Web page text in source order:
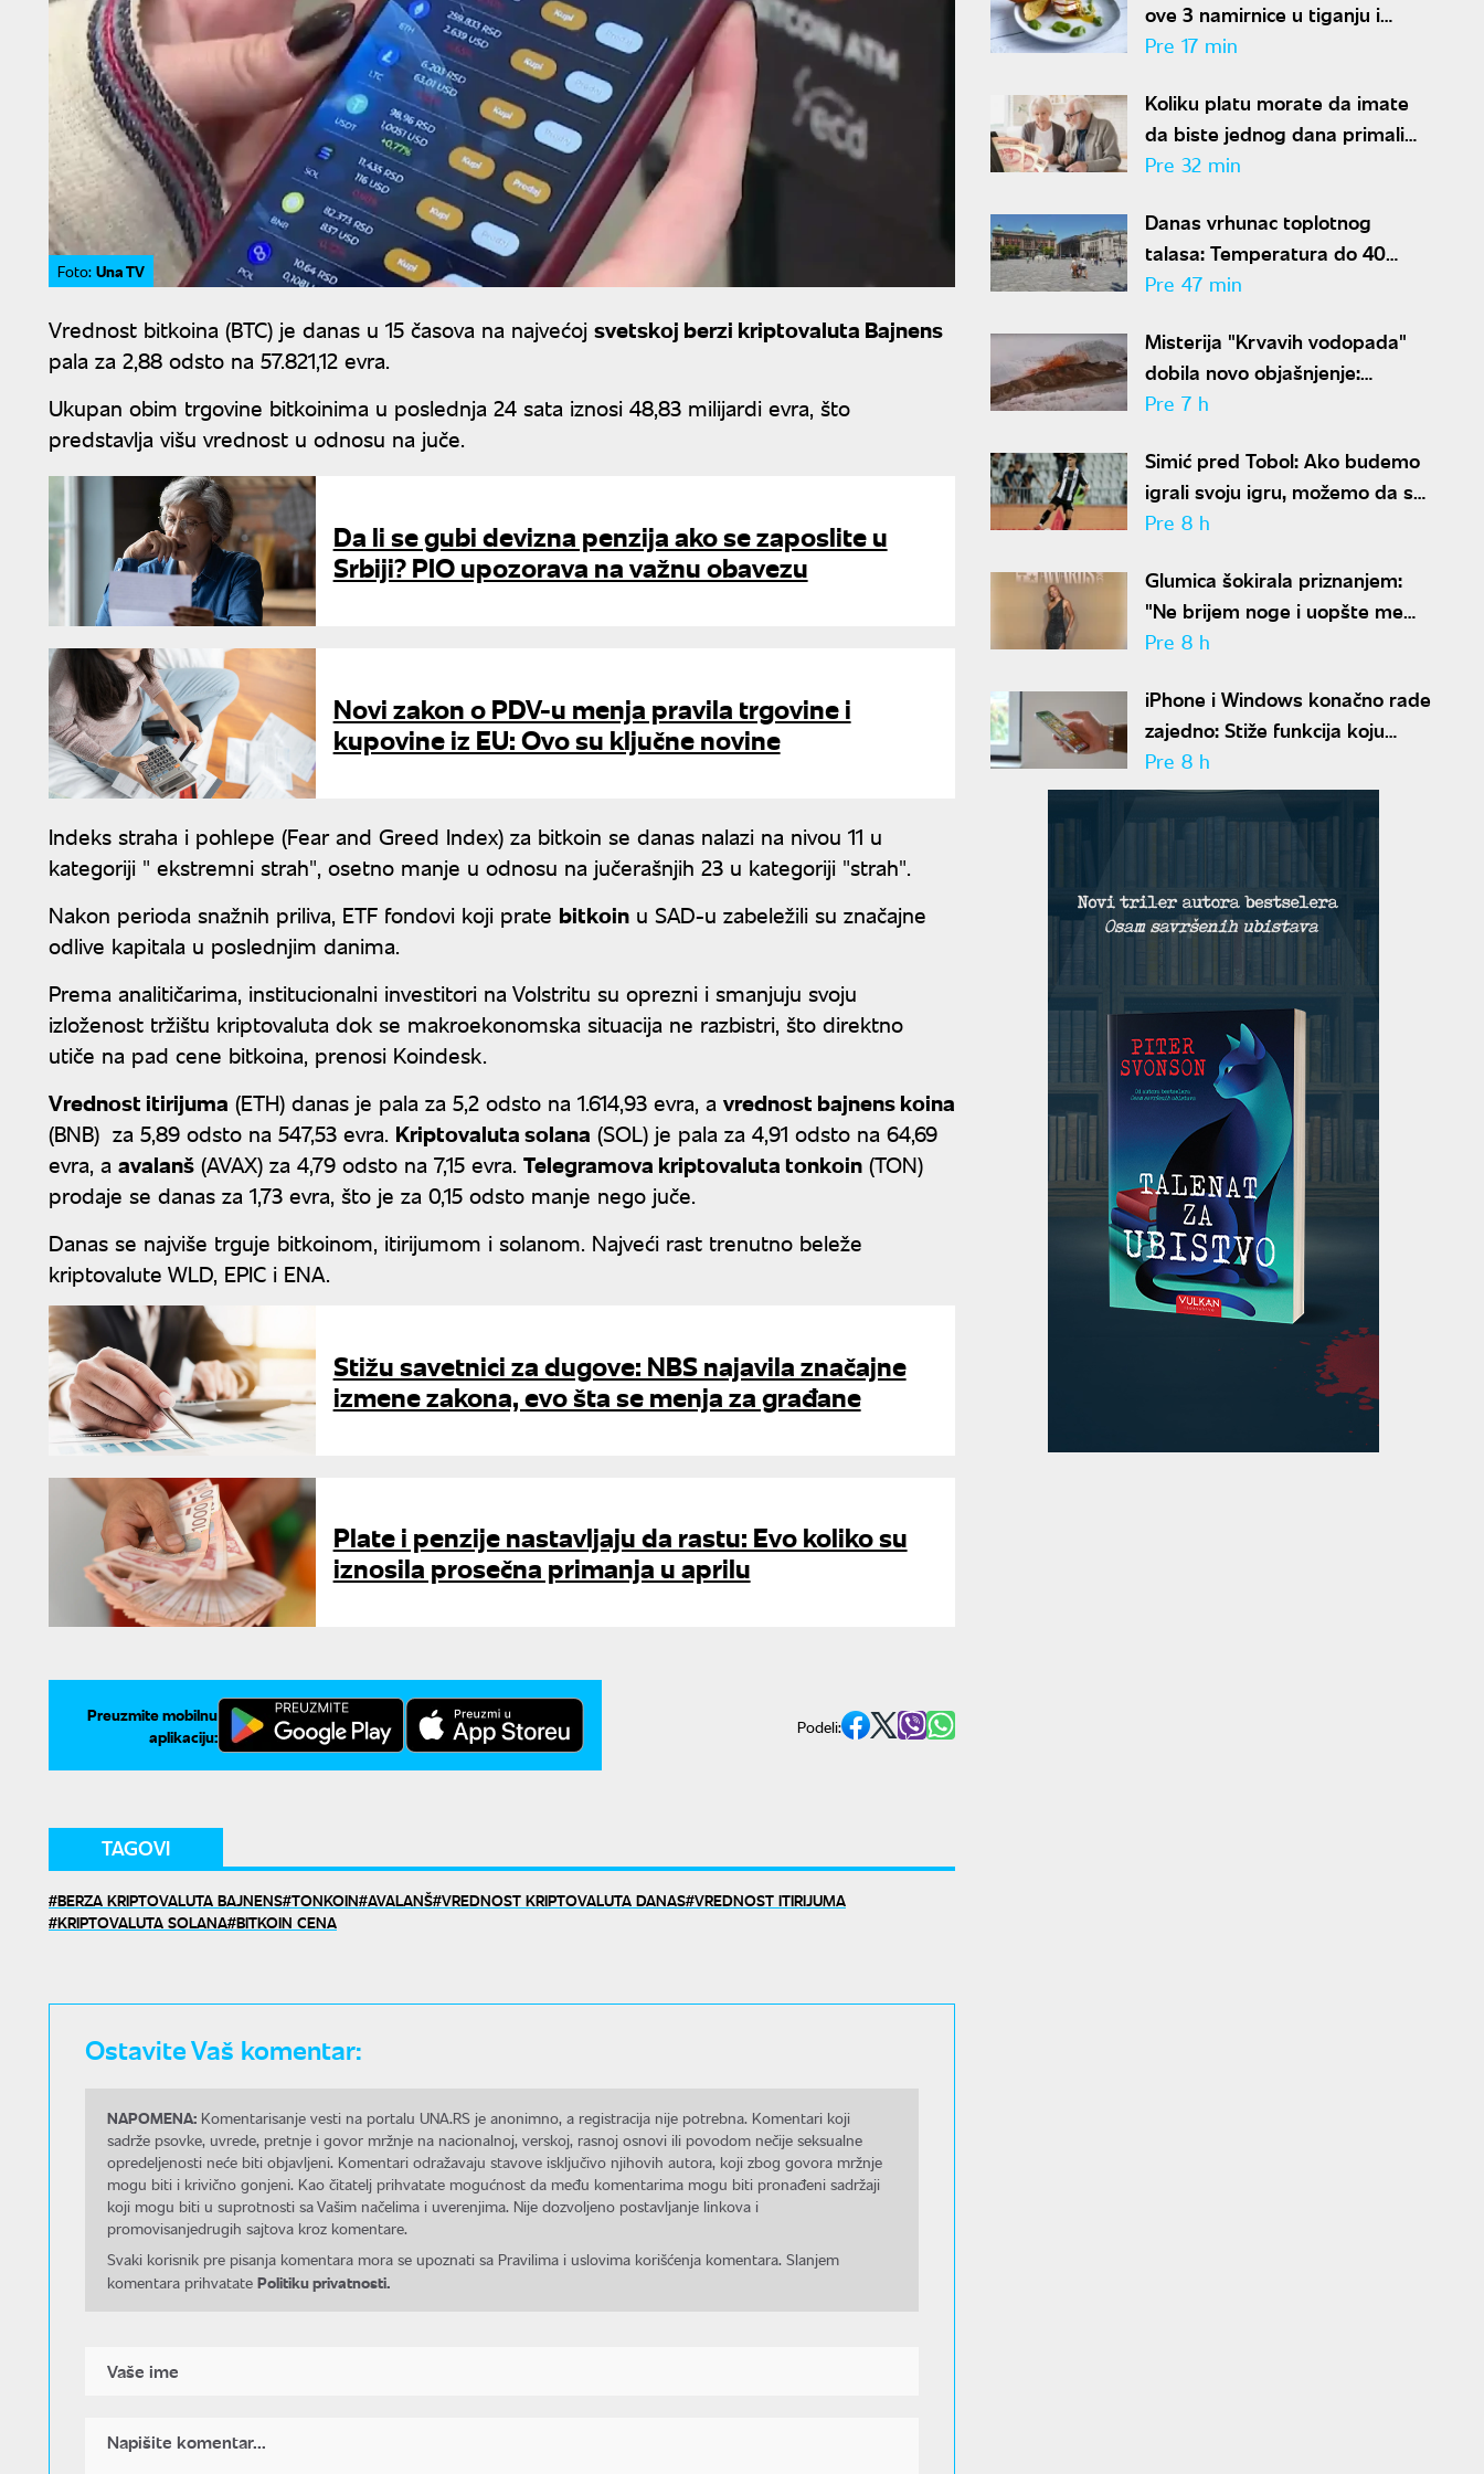
Foto: Una TV
Vrednost bitkoina (BTC) je danas u 15 časova na najvećoj svetskoj berzi kriptovaluta Bajnens
pala za 2,88 odsto na 57.821,12 evra.
Ukupan obim trgovine bitkoinima u poslednja 24 sata iznosi 48,83 milijardi evra, što
predstavlja višu vrednost u odnosu na juče.
Da li se gubi devizna penzija ako se zaposlite u
Srbiji? PIO upozorava na važnu obavezu
Novi zakon o PDV-u menja pravila trgovine i
kupovine iz EU: Ovo su ključne novine
Indeks straha i pohlepe (Fear and Greed Index) za bitkoin se danas nalazi na nivou 11 u
kategoriji " ekstremni strah", osetno manje u odnosu na jučerašnjih 23 u kategoriji "strah".
Nakon perioda snažnih priliva, ETF fondovi koji prate bitkoin u SAD-u zabeležili su značajne
odlive kapitala u poslednjim danima.
Prema analitičarima, institucionalni investitori na Volstritu su oprezni i smanjuju svoju
izloženost tržištu kriptovaluta dok se makroekonomska situacija ne razbistri, što direktno
utiče na pad cene bitkoina, prenosi Koindesk.
Vrednost itirijuma (ETH) danas je pala za 5,2 odsto na 1.614,93 evra, a vrednost bajnens koina
(BNB) za 5,89 odsto na 547,53 evra. Kriptovaluta solana (SOL) je pala za 4,91 odsto na 64,69
evra, a avalanš (AVAX) za 4,79 odsto na 7,15 evra. Telegramova kriptovaluta tonkoin (TON)
prodaje se danas za 1,73 evra, što je za 0,15 odsto manje nego juče.
Danas se najviše trguje bitkoinom, itirijumom i solanom. Najveći rast trenutno beleže
kriptovalute WLD, EPIC i ENA.
Stižu savetnici za dugove: NBS najavila značajne
izmene zakona, evo šta se menja za građane
Plate i penzije nastavljaju da rastu: Evo koliko su
iznosila prosečna primanja u aprilu
Preuzmite mobilnu
aplikaciju:
Podeli:
TAGOVI
BERZA KRIPTOVALUTA BAJNENS TONKOIN AVALANŠ VREDNOST KRIPTOVALUTA DANAS VREDNOST ITIRIJUMA
KRIPTOVALUTA SOLANA BITKOIN CENA
Ostavite Vaš komentar:
NAPOMENA: Komentarisanje vesti na portalu UNA.RS je anonimno, a registracija nije potrebna. Komentari koji
sadrže psovke, uvrede, pretnje i govor mržnje na nacionalnoj, verskoj, rasnoj osnovi ili povodom nečije seksualne
opredeljenosti neće biti objavljeni. Komentari odražavaju stavove isključivo njihovih autora, koji zbog govora mržnje
mogu biti i krivično gonjeni. Kao čitatelj prihvatate mogućnost da među komentarima mogu biti pronađeni sadržaji
koji mogu biti u suprotnosti sa Vašim načelima i uverenjima. Nije dozvoljeno postavljanje linkova i
promovisanjedrugih sajtova kroz komentare.
Svaki korisnik pre pisanja komentara mora se upoznati sa Pravilima i uslovima korišćenja komentara. Slanjem
komentara prihvatate Politiku privatnosti.
ove 3 namirnice u tiganju i
dobićete doručak dostojan
Pre 17 min
Koliku platu morate da imate
da biste jednog dana primali
penziju od 100.000 dinara?
Pre 32 min
Danas vrhunac toplotnog
talasa: Temperatura do 40
stepeni, za vikend konačno stiže
Pre 47 min
Misterija "Krvavih vodopada"
dobila novo objašnjenje:
Otkriven drevni ekosistem na
Pre 7 h
Simić pred Tobol: Ako budemo
igrali svoju igru, možemo da se
nadamo najboljem
Pre 8 h
Glumica šokirala priznanjem:
"Ne brijem noge i uopšte me
nije sramota"
Pre 8 h
iPhone i Windows konačno rade
zajedno: Stiže funkcija koju
korisnici godinama čekaju
Pre 8 h